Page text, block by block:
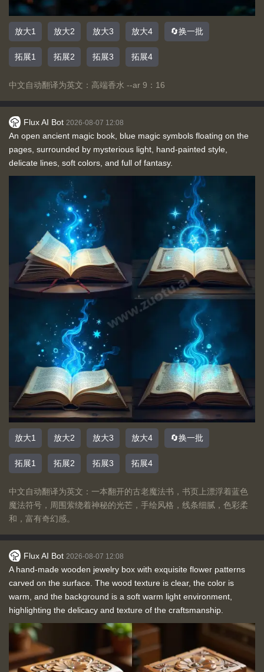
放大1 放大2 放大3 放大4 🔄换一批
拓展1 拓展2 拓展3 拓展4
中文自动翻译为英文：高端香水 --ar 9：16
Flux AI Bot 2026-08-07 12:08
An open ancient magic book, blue magic symbols floating on the
pages, surrounded by mysterious light, hand-painted style,
delicate lines, soft colors, and full of fantasy.
放大1 放大2 放大3 放大4 🔄换一批
拓展1 拓展2 拓展3 拓展4
中文自动翻译为英文：一本翻开的古老魔法书，书页上漂浮着蓝色
魔法符号，周围萦绕着神秘的光芒，手绘风格，线条细腻，色彩柔
和，富有奇幻感。
Flux AI Bot 2026-08-07 12:08
A hand-made wooden jewelry box with exquisite flower patterns
carved on the surface. The wood texture is clear, the color is
warm, and the background is a soft warm light environment,
highlighting the delicacy and texture of the craftsmanship.